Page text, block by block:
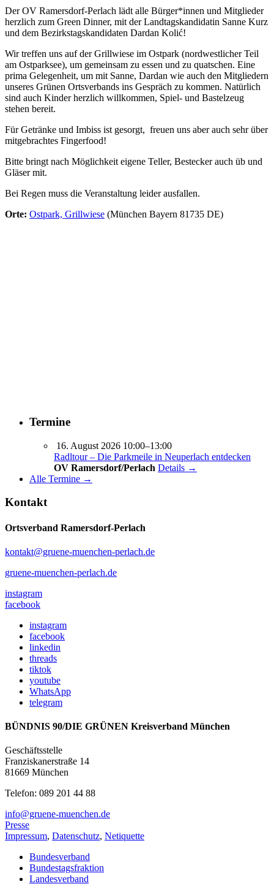
Der OV Ramersdorf-Perlach lädt alle Bürger*innen und Mitglieder
herzlich zum Green Dinner, mit der Landtagskandidatin Sanne Kurz
und dem Bezirkstagskandidaten Dardan Kolić!
Wir treffen uns auf der Grillwiese im Ostpark (nordwestlicher Teil
am Ostparksee), um gemeinsam zu essen und zu quatschen. Eine
prima Gelegenheit, um mit Sanne, Dardan wie auch den Mitgliedern
unseres Grünen Ortsverbands ins Gespräch zu kommen. Natürlich
sind auch Kinder herzlich willkommen, Spiel- und Bastelzeug
stehen bereit.
Für Getränke und Imbiss ist gesorgt, freuen uns aber auch sehr über
mitgebrachtes Fingerfood!
Bitte bringt nach Möglichkeit eigene Teller, Bestecker auch üb und
Gläser mit.
Bei Regen muss die Veranstaltung leider ausfallen.
Orte: Ostpark, Grillwiese (München Bayern 81735 DE)
Termine
16. August 2026 10:00–13:00
Radltour – Die Parkmeile in Neuperlach entdecken
OV Ramersdorf/Perlach Details →
Alle Termine →
Kontakt
Ortsverband Ramersdorf-Perlach
kontakt@gruene-muenchen-perlach.de
gruene-muenchen-perlach.de
instagram
facebook
instagram
facebook
linkedin
threads
tiktok
youtube
WhatsApp
telegram
BÜNDNIS 90/DIE GRÜNEN Kreisverband München
Geschäftsstelle
Franziskanerstraße 14
81669 München
Telefon: 089 201 44 88
info@gruene-muenchen.de
Presse
Impressum, Datenschutz, Netiquette
Bundesverband
Bundestagsfraktion
Landesverband